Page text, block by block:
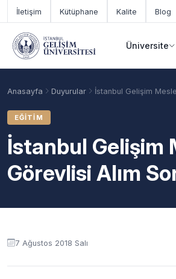
Ana içeriğe geç
İletişim Kütüphane Kalite Blog
Üniversite
Anasayfa Duyurular İstanbul Gelişim
EĞITIM
İstanbul Gelişim
Görevlisi Alım
Duyuru içeriği
7 Ağustos 2018 Salı